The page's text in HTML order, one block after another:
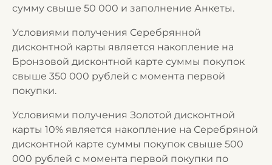
сумму свыше 50 000 и заполнение Анкеты.
Условиями получения Серебрянной
дисконтной карты является накопление на
Бронзовой дисконтной карте суммы покупок
свыше 350 000 рублей с момента первой
покупки.
Условиями получения Золотой дисконтной
карты 10% является накопление на Серебряной
дисконтной карте суммы покупок свыше 500
000 рублей с момента первой покупки по